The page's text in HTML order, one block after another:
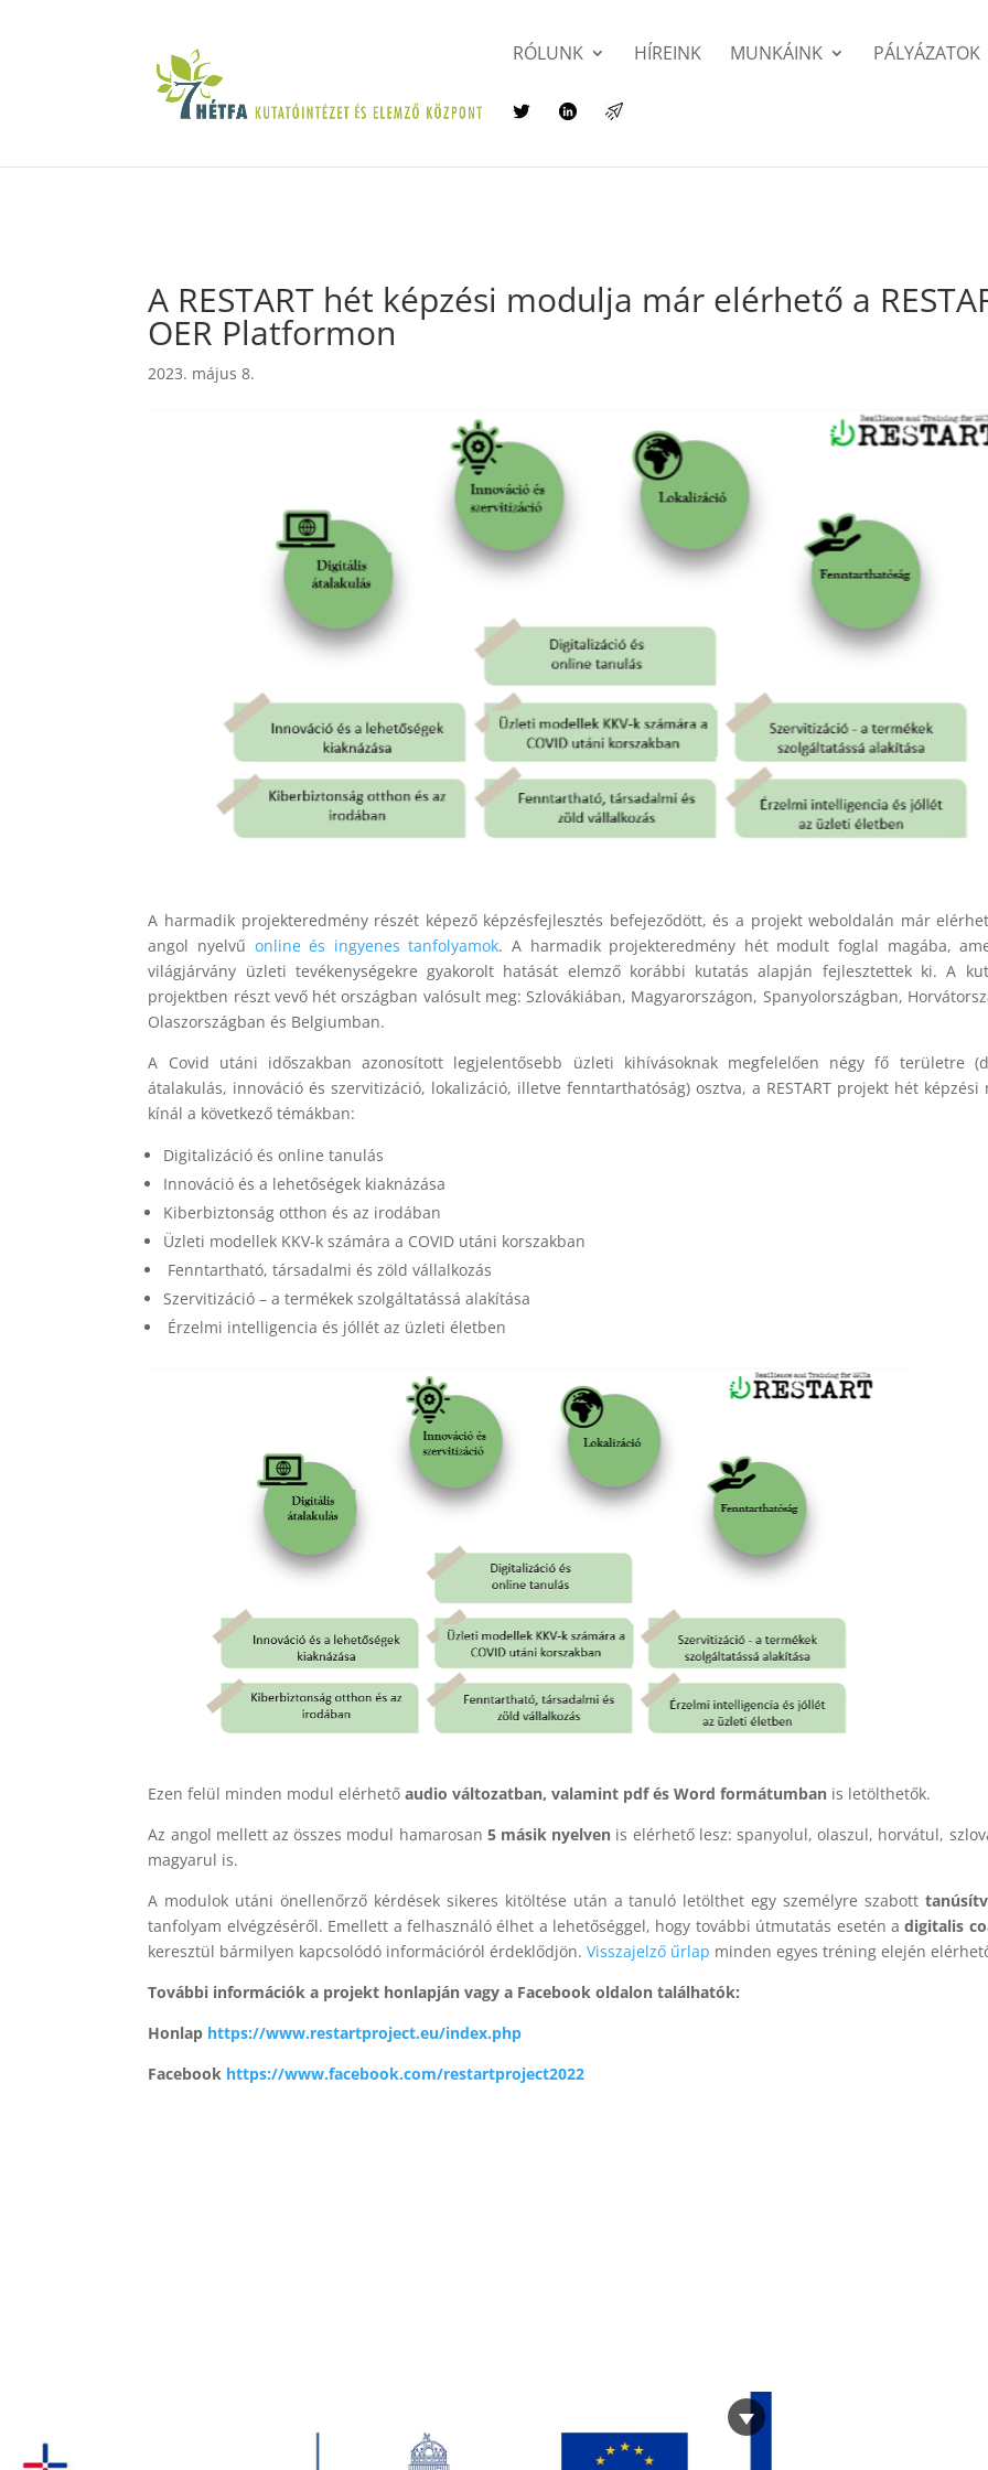
RÓLUNK HÍREINK MUNKÁINK PÁLYÁZATOK
A RESTART hét képzési modulja már elérhető a
OER Platformon
2023. május 8.
A harmadik projekteredmény részét képező képzésfejlesztés befejeződött, és a projekt weboldalán már
angol nyelvű online és ingyenes tanfolyamok. A harmadik projekteredmény hét modult foglal magába,
világjárvány üzleti tevékenységekre gyakorolt hatását elemző korábbi kutatás alapján fejlesztettek ki. A
projektben részt vevő hét országban valósult meg: Szlovákiában, Magyarországon, Spanyolországban,
Olaszországban és Belgiumban.
A Covid utáni időszakban azonosított legjelentősebb üzleti kihívásoknak megfelelően négy fő területre
átalakulás, innováció és szervitizáció, lokalizáció, illetve fenntarthatóság) osztva, a RESTART projekt hét képzési
kínál a következő témákban:
Digitalizáció és online tanulás
Innováció és a lehetőségek kiaknázása
Kiberbiztonság otthon és az irodában
Üzleti modellek KKV-k számára a COVID utáni korszakban
Fenntartható, társadalmi és zöld vállalkozás
Szervitizáció – a termékek szolgáltatássá alakítása
Érzelmi intelligencia és jóllét az üzleti életben
Ezen felül minden modul elérhetőaudio változatban, valamint pdf és Word formátumban is letölthetők.
Az angol mellett az összes modul hamarosan 5 másik nyelven is elérhető lesz: spanyolul, olaszul, horvátul,
magyarul is.
A modulok utáni önellenőrző kérdések sikeres kitöltése után a tanuló letölthet egy személyre szabott
tanfolyam elvégzéséről. Emellett a felhasználó élhet a lehetőséggel, hogy további útmutatás esetén adigitalis
keresztül bármilyen kapcsolódó információról érdeklődjön.Visszajelző űrlap minden egyes tréning elején
További információk a projekt honlapján vagy a Facebook oldalon találhatók:
Honlap https://www.restartproject.eu/index.php
Facebook https://www.facebook.com/restartproject2022